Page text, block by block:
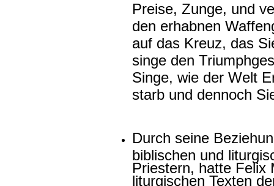
Preise, Zunge, und
den erhabnen
auf das Kreuz, das
singe den
Singe, wie der Welt
starb und dennoch
Durch seine
biblischen und
Priestern, hatte Felix
liturgischen Texten